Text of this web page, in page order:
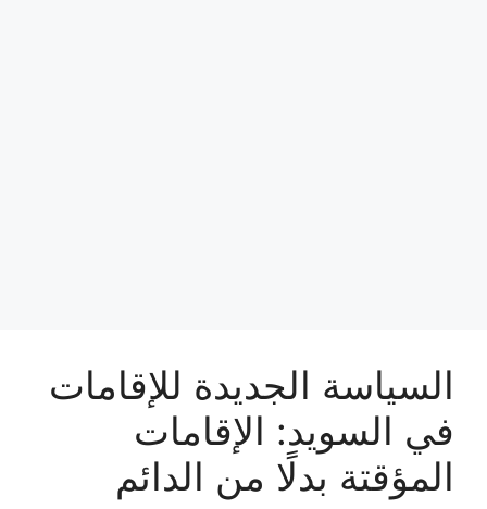
السياسة الجديدة للإقامات
في السويد: الإقامات
المؤقتة بدلًا من الدائم